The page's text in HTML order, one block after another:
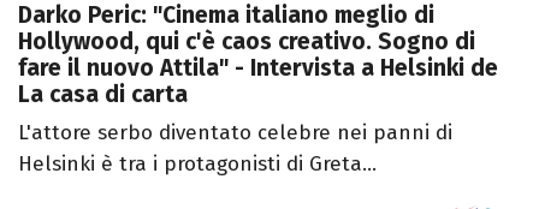
Darko Peric: "Cinema italiano meglio di
Hollywood, qui c'è caos creativo. Sogno di
fare il nuovo Attila" - Intervista a Helsinki de
La casa di carta
L'attore serbo diventato celebre nei panni di
Helsinki è tra i protagonisti di Greta...